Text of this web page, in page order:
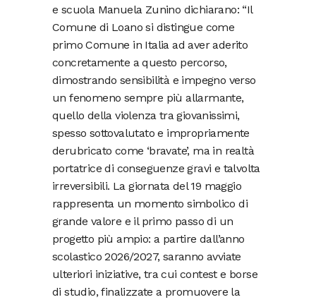
e scuola Manuela Zunino dichiarano: “Il
Comune di Loano si distingue come
primo Comune in Italia ad aver aderito
concretamente a questo percorso,
dimostrando sensibilità e impegno verso
un fenomeno sempre più allarmante,
quello della violenza tra giovanissimi,
spesso sottovalutato e impropriamente
derubricato come ‘bravate’, ma in realtà
portatrice di conseguenze gravi e talvolta
irreversibili. La giornata del 19 maggio
rappresenta un momento simbolico di
grande valore e il primo passo di un
progetto più ampio: a partire dall’anno
scolastico 2026/2027, saranno avviate
ulteriori iniziative, tra cui contest e borse
di studio, finalizzate a promuovere la